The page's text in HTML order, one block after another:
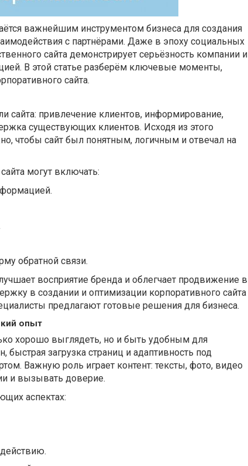
важнейшим инструментом бизнеса для создания
с партнёрами. Даже в эпоху социальных
сайта демонстрирует серьёзность компании и
В этой статье разберём ключевые моменты,
сайта.
сайта: привлечение клиентов, информирование,
существующих клиентов. Исходя из этого
чтобы сайт был понятным, логичным и отвечал на
могут включать:
обратной связи.
восприятие бренда и облегчает продвижение в
в создании и оптимизации корпоративного сайта
предлагают готовые решения для бизнеса.
опыт
хорошо выглядеть, но и быть удобным для
загрузка страниц и адаптивность под
Важную роль играет контент: тексты, фото, видео
и вызывать доверие.
аспектах: